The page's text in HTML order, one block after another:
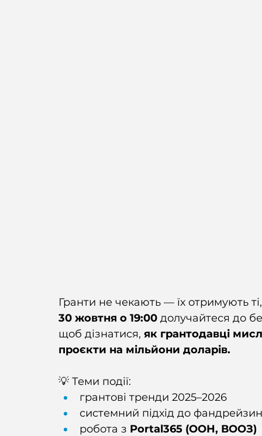
Гранти не чекають — їх отримують
30 жовтня о 19:00 долучайтеся до
щоб дізнатися, як грантодавці
проєкти на мільйони доларів.
💡 Теми події:
грантові тренди 2025–2026
системний підхід до
робота з Portal365 (ООН, ВООЗ)